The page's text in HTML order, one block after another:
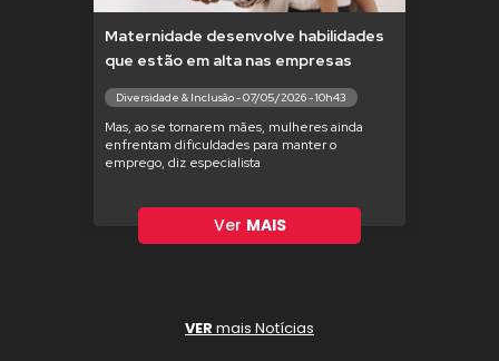
Maternidade desenvolve habilidades
que estão em alta nas empresas
Diversidade & Inclusão - 07/05/2026 - 10h43
Mas, ao se tornarem mães, mulheres ainda
enfrentam dificuldades para manter o
emprego, diz especialista
Ver MAIS
VER mais Notícias